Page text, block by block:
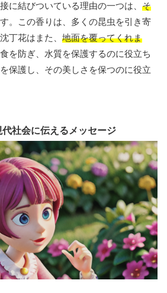
に結びついている理由の一つは、 そ
。この香りは、多くの昆虫を引き寄
丁花はまた、 地面を覆ってくれま
を防ぎ、水質を保護するのに役立ち
保護し、その美しさを保つのに役立
社会に伝えるメッセージ